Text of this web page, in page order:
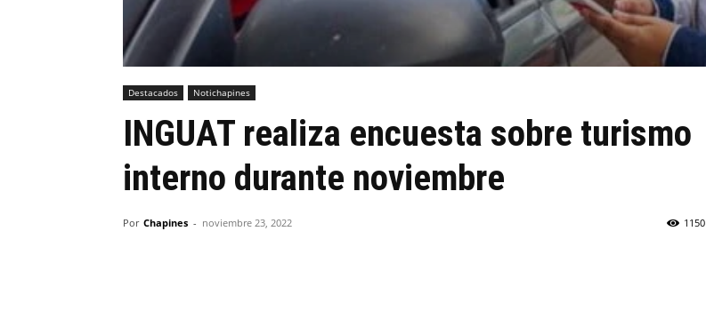
Destacados Notichapines
INGUAT realiza encuesta sobre turismo
interno durante noviembre
Por Chapines - noviembre 23, 2022 1150